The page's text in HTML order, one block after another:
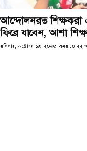
আন্দোলনরত শিক্ষকরা
ফিরে যাবেন, আশা
রবিবার, অক্টোবর ১৯, ২০২৫; সময় : ৪:২২